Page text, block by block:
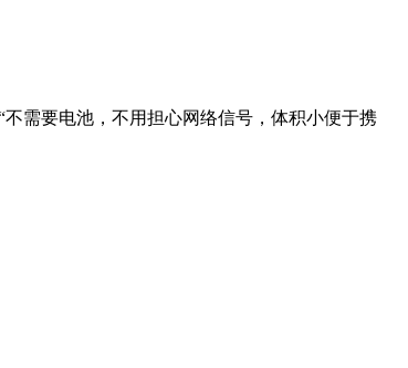
需要电池，不用担心网络信号，体积小便于携